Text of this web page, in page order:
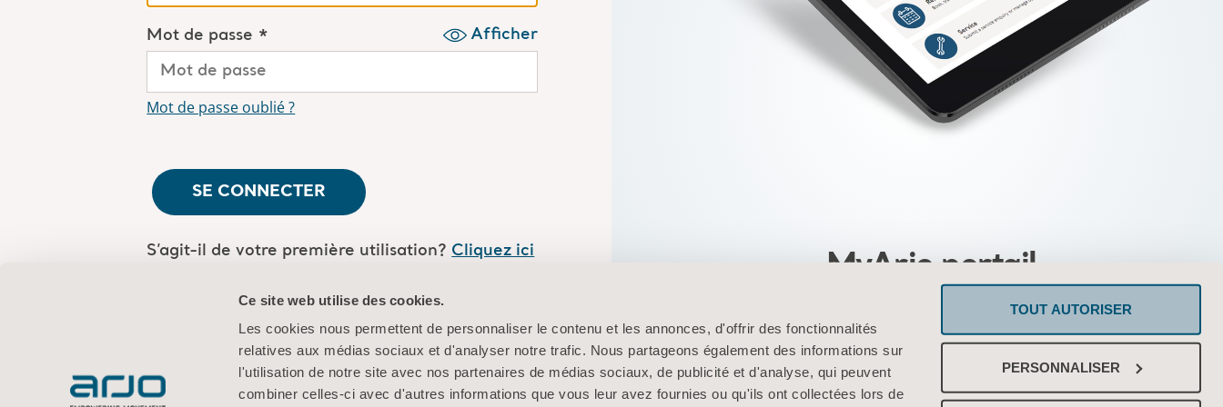
Ce site web utilise des cookies.
Les cookies nous permettent de personnaliser le contenu et les annonces, d'offrir des fonctionnalités
relatives aux médias sociaux et d'analyser notre trafic. Nous partageons également des informations sur
l'utilisation de notre site avec nos partenaires de médias sociaux, de publicité et d'analyse, qui peuvent
combiner celles-ci avec d'autres informations que vous leur avez fournies ou qu'ils ont collectées lors de
TOUT AUTORISER
PERSONNALISER
Mot de passe * Afficher
Mot de passe oublié ?
SE CONNECTER
S’agit-il de votre première utilisation? Cliquez ici
Êtes-vous un employé d'Arjo? Log in here
MyArjo portail
Votre portail personnalisé vous permettant d'accéder
rapidement et facilement aux outils et aux services Arjo